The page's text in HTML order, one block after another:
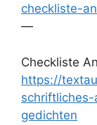
checkliste-
—
Checkliste
https://
gedichten